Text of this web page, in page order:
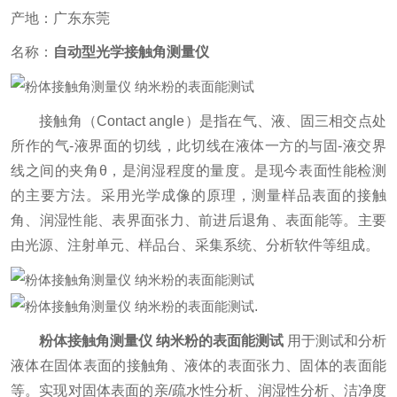
产地：广东东莞
名称： 自动型光学接触角测量仪
接触角（Contact angle）是指在气、液、固三相交点处
所作的气-液界面的切线，此切线在液体一方的与固-液交界
线之间的夹角θ，是润湿程度的量度。是现今表面性能检测
的主要方法。采用光学成像的原理，测量样品表面的接触
角、润湿性能、表界面张力、前进后退角、表面能等。主要
由光源、注射单元、样品台、采集系统、分析软件等组成。
.
粉体接触角测量仪 纳米粉的表面能测试 用于测试和分析
液体在固体表面的接触角、液体的表面张力、固体的表面能
等。实现对固体表面的亲/疏水性分析、润湿性分析、洁净度